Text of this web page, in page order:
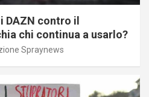
DAZN contro il
chi continua a usarlo?
Spraynews